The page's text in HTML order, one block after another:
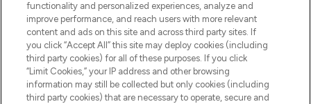
functionality and personalized experiences, analyze and
improve performance, and reach users with more relevant
content and ads on this site and across third party sites. If
you click “Accept All” this site may deploy cookies (including
third party cookies) for all of these purposes. If you click
“Limit Cookies,” your IP address and other browsing
information may still be collected but only cookies (including
third party cookies) that are necessary to operate, secure and